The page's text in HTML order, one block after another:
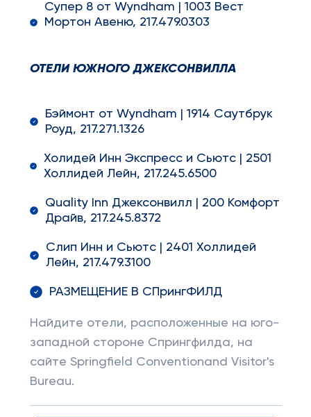
Супер 8 от Wyndham | 1003 Вест
Мортон Авеню, 217.479.0303
ОТЕЛИ ЮЖНОГО ДЖЕКСОНВИЛЛА
Бэймонт от Wyndham | 1914 Саутбрук
Роуд, 217.271.1326
Холидей Инн Экспресс и Сьютс | 2501
Холлидей Лейн, 217.245.6500
Quality Inn Джексонвилл | 200 Комфорт
Драйв, 217.245.8372
Слип Инн и Сьютс | 2401 Холлидей
Лейн, 217.479.3100
РАЗМЕЩЕНИЕ В СПрингФИЛД
Найдите отели, расположенные на юго-
западной стороне Спрингфилда, на
сайте Springfield Conventionand Visitor's
Bureau.